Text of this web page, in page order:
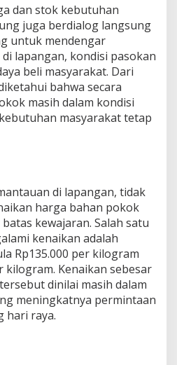
dan stok kebutuhan
juga berdialog langsung
untuk mendengar
lapangan, kondisi pasokan
beli masyarakat. Dari
bahwa secara
masih dalam kondisi
masyarakat tetap
di lapangan, tidak
harga bahan pokok
kewajaran. Salah satu
kenaikan adalah
Rp135.000 per kilogram
kilogram. Kenaikan sebesar
dinilai masih dalam
meningkatnya permintaan
hari raya.